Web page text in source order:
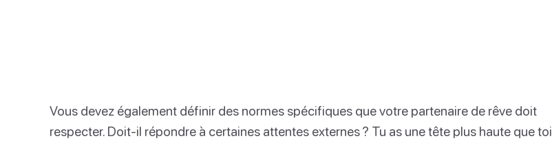
Vous devez également définir des normes spécifiques que votre partenaire de rêve doit
respecter. Doit-il répondre à certaines attentes externes ? Tu as une tête plus haute que toi